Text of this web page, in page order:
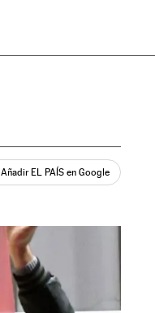
Añadir EL PAÍS en Google